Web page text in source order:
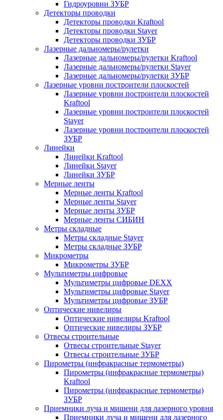
Гидроуровни ЗУБР
Детекторы проводки
Детекторы проводки Kraftool
Детекторы проводки Stayer
Детекторы проводки ЗУБР
Лазерные дальномеры/рулетки
Лазерные дальномеры/рулетки Kraftool
Лазерные дальномеры/рулетки Stayer
Лазерные дальномеры/рулетки ЗУБР
Лазерные уровни построители плоскостей
Лазерные уровни построители плоскостей
Kraftool
Лазерные уровни построители плоскостей
Stayer
Лазерные уровни построители плоскостей
ЗУБР
Линейки
Линейки Kraftool
Линейки Stayer
Линейки ЗУБР
Мерные ленты
Мерные ленты Kraftool
Мерные ленты Stayer
Мерные ленты ЗУБР
Мерные ленты СИБИН
Метры складные
Метры складные Stayer
Метры складные ЗУБР
Микрометры
Микрометры ЗУБР
Мультиметры цифровые
Мультиметры цифровые DEXX
Мультиметры цифровые Stayer
Мультиметры цифровые ЗУБР
Оптические нивелиры
Оптические нивелиры Kraftool
Оптические нивелиры ЗУБР
Отвесы строительные
Отвесы строительные Stayer
Отвесы строительные ЗУБР
Пирометры (инфракрасные термометры)
Пирометры (инфракрасные термометры)
Kraftool
Пирометры (инфракрасные термометры)
ЗУБР
Приемники луча и мишени для лазерного уровня
Приемники луча и мишени для лазерного